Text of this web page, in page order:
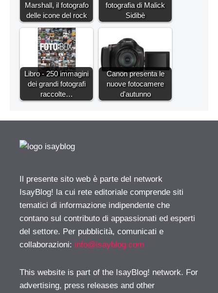
Marshall, il fotografo
delle icone del rock
fotografia di Malick
Sidibè
Libro - 250 immagini
dei grandi fotografi
raccolte…
Canon presenta le
nuove fotocamere
d'autunno
Il presente sito web è parte del network
IsayBlog! la cui rete editoriale comprende siti
tematici di informazione indipendente che
contano sul contributo di appassionati ed esperti
del settore. Per pubblicità, comunicati e
collaborazioni: info@isayblog.com
This website is part of the IsayBlog! network. For
advertising, press releases and other